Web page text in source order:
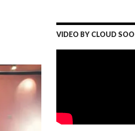
VIDEO BY CLOUD SOO